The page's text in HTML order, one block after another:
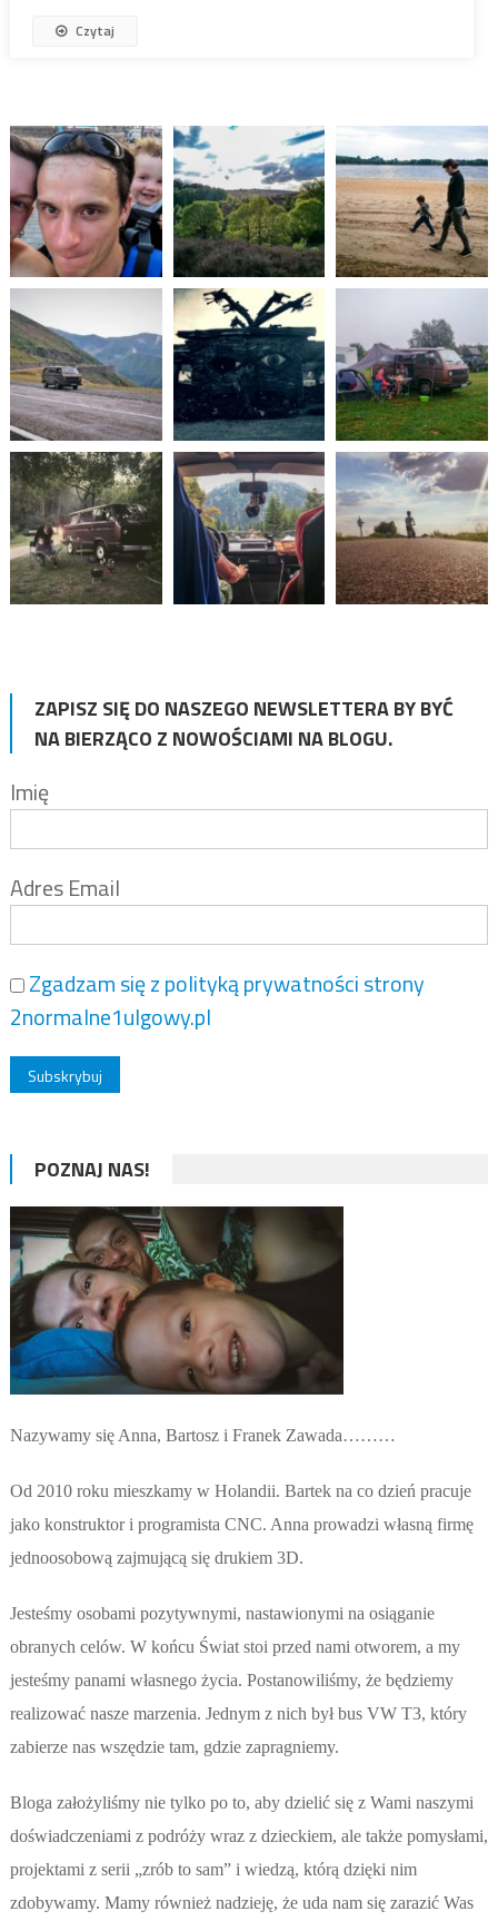
Czytaj
ZAPISZ SIĘ DO NASZEGO NEWSLETTERA BY BYĆ
NA BIERZĄCO Z NOWOŚCIAMI NA BLOGU.
Imię
Adres Email
Zgadzam się z polityką prywatności strony
2normalne1ulgowy.pl
POZNAJ NAS!
Nazywamy się Anna, Bartosz i Franek Zawada………
Od 2010 roku mieszkamy w Holandii. Bartek na co dzień pracuje
jako konstruktor i programista CNC. Anna prowadzi własną firmę
jednoosobową zajmującą się drukiem 3D.
Jesteśmy osobami pozytywnymi, nastawionymi na osiąganie
obranych celów. W końcu Świat stoi przed nami otworem, a my
jesteśmy panami własnego życia. Postanowiliśmy, że będziemy
realizować nasze marzenia. Jednym z nich był bus VW T3, który
zabierze nas wszędzie tam, gdzie zapragniemy.
Bloga założyliśmy nie tylko po to, aby dzielić się z Wami naszymi
doświadczeniami z podróży wraz z dzieckiem, ale także pomysłami,
projektami z serii „zrób to sam” i wiedzą, którą dzięki nim
zdobywamy. Mamy również nadzieję, że uda nam się zarazić Was